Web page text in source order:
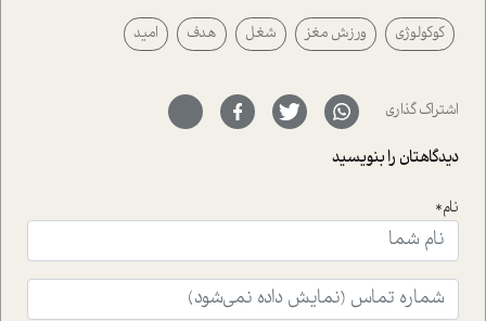
پیرامون آن آشنا می کند.در بخش دو فنجان داغ به سراغ افرادی
رفته ایم که موفقیت را در عمل به اثبات رسانده اند؛ سید
حمیدرضا محتشمی که بیست و پنجمین سال فعالیت حرفه
سر نهاده است و نیز کرامت عزیز زاده؛ سفیر صلح و دوستی که
با رکاب زدن در بیش از هفتاد کشور و کاشتن درخت، به نماد
حمایت از محیط زیست و منابع طبیعی تبدیل گشته
است.فصل روایت اجنبی ها در این شماره به دو موضوع
ای که به زندگی شگفت انگیز جین گودال و تاثیرات کاوش های
ایشان در حوزه ی شامپانزه ها بر زندگی امروزی ما نگاهی
افکنده است.فصل اتاق 333 شما را پای صحبت یک تجربه ی
واقعی در ارتباط با اختلال شخصیت اسکزوئید و مشکلات و نیز
راهکارهای حل آن قرار می دهد که در اتاق درمان اتفاق افتاده
کوکولوژی ورزش مغز شغل هدف امید
اشتراک گذاری
دیدگاهتان را بنویسید
نام*